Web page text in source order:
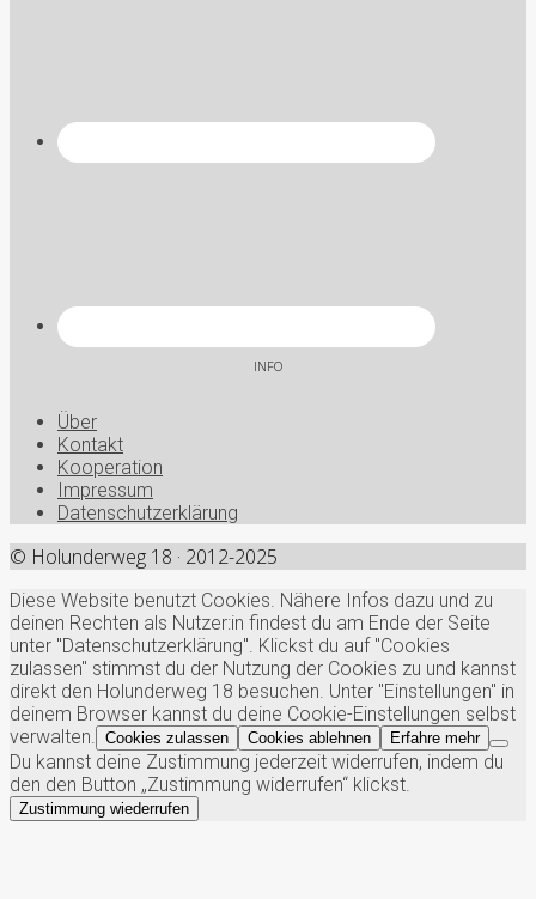
INFO
Über
Kontakt
Kooperation
Impressum
Datenschutzerklärung
© Holunderweg 18 · 2012-2025
Diese Website benutzt Cookies. Nähere Infos dazu und zu
deinen Rechten als Nutzer:in findest du am Ende der Seite
unter "Datenschutzerklärung". Klickst du auf "Cookies
zulassen" stimmst du der Nutzung der Cookies zu und kannst
direkt den Holunderweg 18 besuchen. Unter "Einstellungen" in
deinem Browser kannst du deine Cookie-Einstellungen selbst
verwalten.
Cookies zulassen Cookies ablehnen Erfahre mehr
Du kannst deine Zustimmung jederzeit widerrufen, indem du
den den Button „Zustimmung widerrufen“ klickst.
Zustimmung wiederrufen